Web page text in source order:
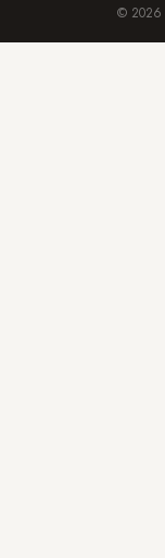
© 2026